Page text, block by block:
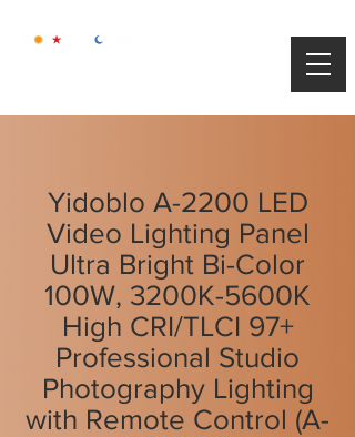
Yidoblo A-2200 LED
Video Lighting Panel
Ultra Bright Bi-Color
100W, 3200K-5600K
High CRI/TLCI 97+
Professional Studio
Photography Lighting
with Remote Control (A-